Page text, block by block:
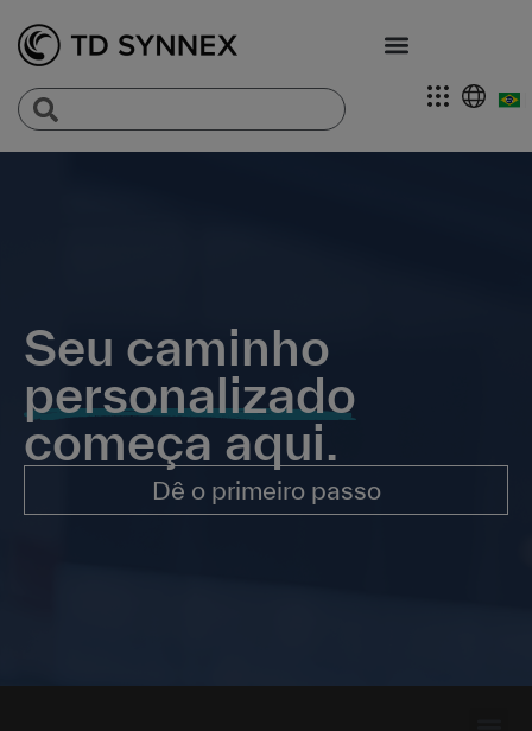
Seu caminho
personalizado
começa aqui.
Dê o primeiro passo